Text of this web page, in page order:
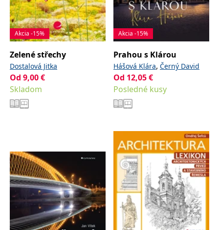
Akcia -15%
Zelené střechy
Dostalová Jitka
Od 9,00€
Skladom
Akcia -15%
Prahou s Klárou
Hášová Klára, Černý David
Od 12,05€
Posledné kusy